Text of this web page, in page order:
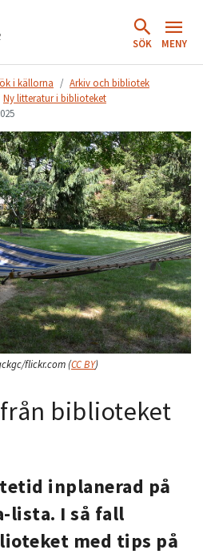
SÖK MENY
i källorna
Arkiv och bibliotek
Ny litteratur i biblioteket
flickr.com(CC BY)
biblioteket
inplanerad på
lista. I så fall
med tips på